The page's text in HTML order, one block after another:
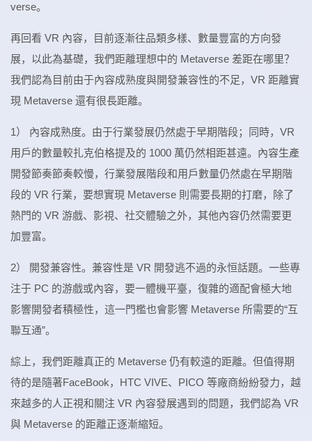
verse。
再回看 VR 內容，目前逐漸往品類多樣、數量豐富的方向發
展，以此為基礎，我們距離理想中的 Metaverse 差距在哪里？
我們認為目前由于內容成熟度與開發兼容性的不足，VR 距離實
現 Metaverse 還有很長距離。
1） 內容成熟度。由于行業發展仍然處于早期階段；同時，VR
用戶的數量較扎克伯格提及的 1000 萬仍然相距甚遠。內容生產
開發節奏節奏較慢，行業發展階段和用戶數量仍然處在早期階
段的 VR 行業，要想實現 Metaverse 則需要長期的打磨，除了
熱門的 VR 游戲、影視、社交體驗之外，其他內容仍然需要更
加豐富。
2） 開發兼容性。兼容性是 VR 開發逃不過的永恒話題。一些專
注于 PC 的游戲或內容，要一體機平臺，復雜的適配會極大地
影響開發者積極性，這一門檻也會影響 Metaverse 所需要的“互
聯互通”。
綜上，我們距離真正的 Metaverse 仍有較遠的距離。但值得期
待的是隨著FaceBook，HTC VIVE、PICO 等廠商紛紛發力，越
來越多的人正視和關注 VR 內容發展遇到的問題，我們認為 VR
與 Metaverse 的距離正逐漸縮短。